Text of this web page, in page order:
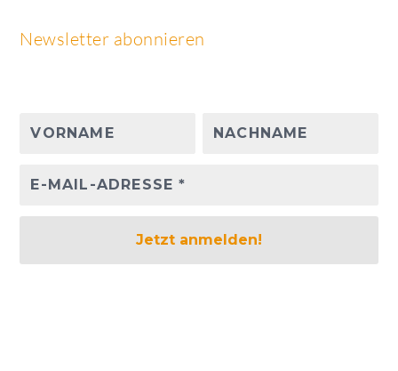
Newsletter abonnieren